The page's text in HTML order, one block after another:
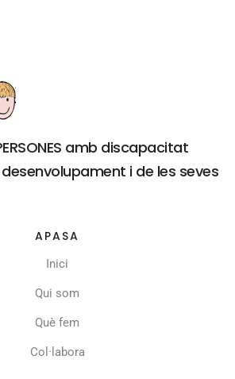
amb discapacitat
desenvolupament i de les seves
APASA
Inici
Qui som
Què fem
Col·labora